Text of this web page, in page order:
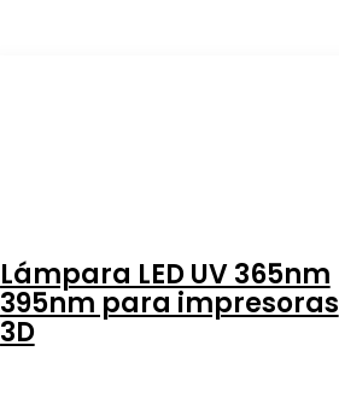
Lámpara LED UV 365nm
395nm para impresoras
3D